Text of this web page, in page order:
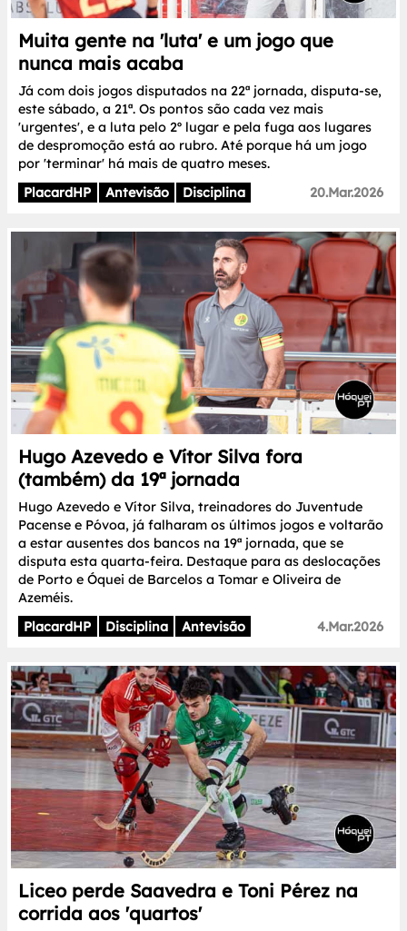
Muita gente na 'luta' e um jogo que
nunca mais acaba
Já com dois jogos disputados na 22ª jornada, disputa-se,
este sábado, a 21ª. Os pontos são cada vez mais
'urgentes', e a luta pelo 2º lugar e pela fuga aos lugares
de despromoção está ao rubro. Até porque há um jogo
por 'terminar' há mais de quatro meses.
PlacardHP
Antevisão Disciplina 20.Mar.2026
Hugo Azevedo e Vítor Silva fora
(também) da 19ª jornada
Hugo Azevedo e Vítor Silva, treinadores do Juventude
Pacense e Póvoa, já falharam os últimos jogos e voltarão
a estar ausentes dos bancos na 19ª jornada, que se
disputa esta quarta-feira. Destaque para as deslocações
de Porto e Óquei de Barcelos a Tomar e Oliveira de
Azeméis.
PlacardHP
Disciplina Antevisão 4.Mar.2026
Liceo perde Saavedra e Toni Pérez na
corrida aos 'quartos'